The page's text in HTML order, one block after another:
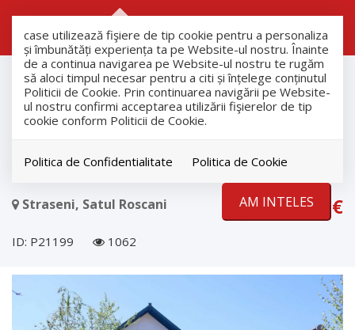
case utilizează fişiere de tip cookie pentru a personaliza
și îmbunătăți experiența ta pe Website-ul nostru. Înainte
de a continua navigarea pe Website-ul nostru te rugăm
să aloci timpul necesar pentru a citi și înțelege conținutul
Politicii de Cookie. Prin continuarea navigării pe Website-
ul nostru confirmi acceptarea utilizării fişierelor de tip
cookie conform Politicii de Cookie.
Politica de Confidentialitate Politica de Cookie
AM INTELES
продажа
Дома
Straseni
Страшенский район.
Straseni, Satul Roscani 155.000€
ID: P21199 1062